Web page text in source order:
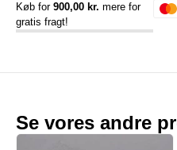
Køb for 900,00 kr. mere for
gratis fragt!
Se vores andre